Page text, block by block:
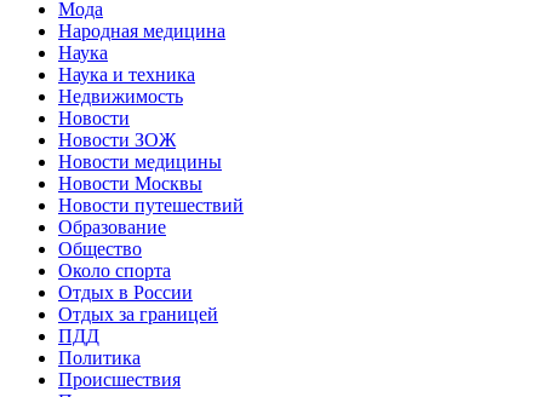
Мода
Народная медицина
Наука
Наука и техника
Недвижимость
Новости
Новости ЗОЖ
Новости медицины
Новости Москвы
Новости путешествий
Образование
Общество
Около спорта
Отдых в России
Отдых за границей
ПДД
Политика
Происшествия